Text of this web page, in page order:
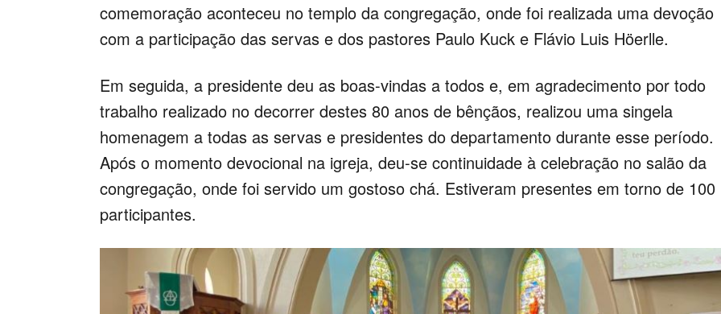
comemoração aconteceu no templo da congregação, onde foi realizada uma devoção
com a participação das servas e dos pastores Paulo Kuck e Flávio Luis Höerlle.
Em seguida, a presidente deu as boas-vindas a todos e, em agradecimento por todo
trabalho realizado no decorrer destes 80 anos de bênçãos, realizou uma singela
homenagem a todas as servas e presidentes do departamento durante esse período.
Após o momento devocional na igreja, deu-se continuidade à celebração no salão da
congregação, onde foi servido um gostoso chá. Estiveram presentes em torno de 100
participantes.